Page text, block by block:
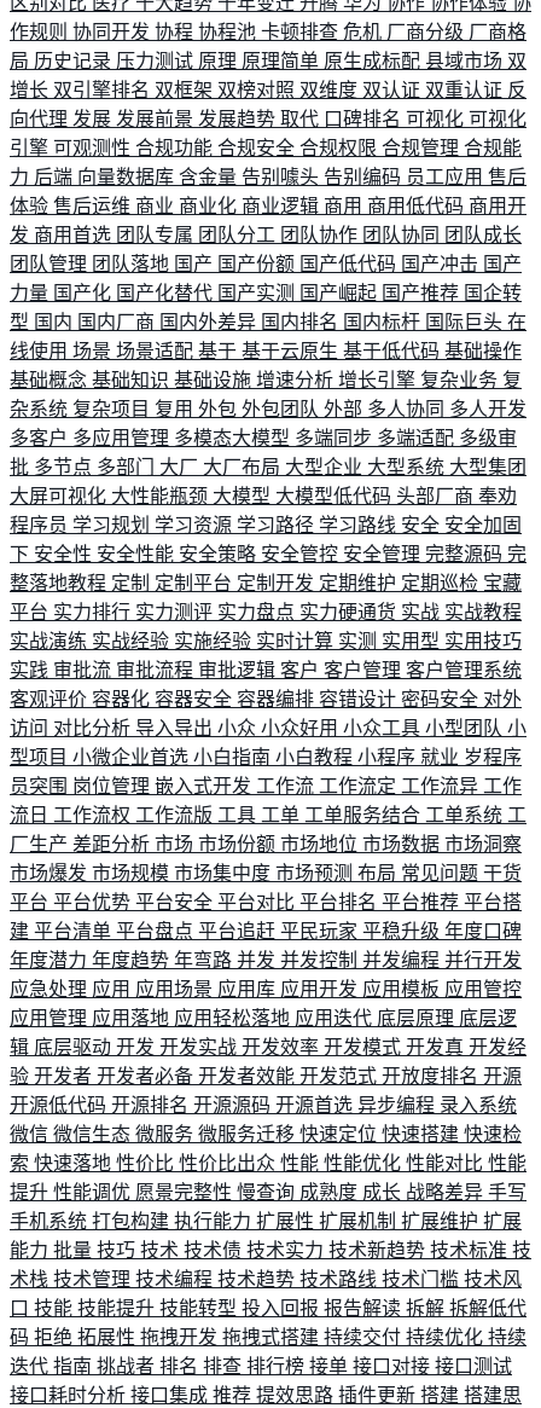
作规则 协同开发 协程 协程池 卡顿排查 危机 厂商分级 厂商格
局 历史记录 压力测试 原理 原理简单 原生成标配 县域市场 双
增长 双引擎排名 双框架 双榜对照 双维度 双认证 双重认证 反
向代理 发展 发展前景 发展趋势 取代 口碑排名 可视化 可视化
引擎 可观测性 合规功能 合规安全 合规权限 合规管理 合规能
力 后端 向量数据库 含金量 告别噱头 告别编码 员工应用 售后
体验 售后运维 商业 商业化 商业逻辑 商用 商用低代码 商用开
发 商用首选 团队专属 团队分工 团队协作 团队协同 团队成长
团队管理 团队落地 国产 国产份额 国产低代码 国产冲击 国产
力量 国产化 国产化替代 国产实测 国产崛起 国产推荐 国企转
型 国内 国内厂商 国内外差异 国内排名 国内标杆 国际巨头 在
线使用 场景 场景适配 基于 基于云原生 基于低代码 基础操作
基础概念 基础知识 基础设施 增速分析 增长引擎 复杂业务 复
杂系统 复杂项目 复用 外包 外包团队 外部 多人协同 多人开发
多客户 多应用管理 多模态大模型 多端同步 多端适配 多级审
批 多节点 多部门 大厂 大厂布局 大型企业 大型系统 大型集团
大屏可视化 大性能瓶颈 大模型 大模型低代码 头部厂商 奉劝
程序员 学习规划 学习资源 学习路径 学习路线 安全 安全加固
下 安全性 安全性能 安全策略 安全管控 安全管理 完整源码 完
整落地教程 定制 定制平台 定制开发 定期维护 定期巡检 宝藏
平台 实力排行 实力测评 实力盘点 实力硬通货 实战 实战教程
实战演练 实战经验 实施经验 实时计算 实测 实用型 实用技巧
实践 审批流 审批流程 审批逻辑 客户 客户管理 客户管理系统
客观评价 容器化 容器安全 容器编排 容错设计 密码安全 对外
访问 对比分析 导入导出 小众 小众好用 小众工具 小型团队 小
型项目 小微企业首选 小白指南 小白教程 小程序 就业 岁程序
员突围 岗位管理 嵌入式开发 工作流 工作流定 工作流异 工作
流日 工作流权 工作流版 工具 工单 工单服务结合 工单系统 工
厂生产 差距分析 市场 市场份额 市场地位 市场数据 市场洞察
市场爆发 市场规模 市场集中度 市场预测 布局 常见问题 干货
平台 平台优势 平台安全 平台对比 平台排名 平台推荐 平台搭
建 平台清单 平台盘点 平台追赶 平民玩家 平稳升级 年度口碑
年度潜力 年度趋势 年弯路 并发 并发控制 并发编程 并行开发
应急处理 应用 应用场景 应用库 应用开发 应用模板 应用管控
应用管理 应用落地 应用轻松落地 应用迭代 底层原理 底层逻
辑 底层驱动 开发 开发实战 开发效率 开发模式 开发真 开发经
验 开发者 开发者必备 开发者效能 开发范式 开放度排名 开源
开源低代码 开源排名 开源源码 开源首选 异步编程 录入系统
微信 微信生态 微服务 微服务迁移 快速定位 快速搭建 快速检
索 快速落地 性价比 性价比出众 性能 性能优化 性能对比 性能
提升 性能调优 愿景完整性 慢查询 成熟度 成长 战略差异 手写
手机系统 打包构建 执行能力 扩展性 扩展机制 扩展维护 扩展
能力 批量 技巧 技术 技术债 技术实力 技术新趋势 技术标准 技
术栈 技术管理 技术编程 技术趋势 技术路线 技术门槛 技术风
口 技能 技能提升 技能转型 投入回报 报告解读 拆解 拆解低代
码 拒绝 拓展性 拖拽开发 拖拽式搭建 持续交付 持续优化 持续
迭代 指南 挑战者 排名 排查 排行榜 接单 接口对接 接口测试
接口耗时分析 接口集成 推荐 提效思路 插件更新 搭建 搭建思